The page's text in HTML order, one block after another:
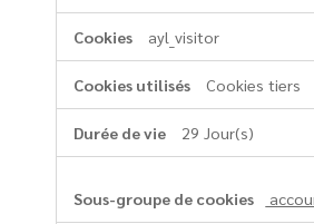
ayl_visitor
Cookies tiers
29 Jour(s)